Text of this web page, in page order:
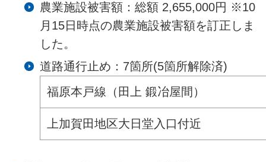
農業施設被害額：総額 2,655,000円 ※10
月15日時点の農業施設被害額を訂正しま
した。
道路通行止め：7箇所(5箇所解除済)
福原本戸線（田上 鍛冶屋間）
上加賀田地区大日堂入口付近